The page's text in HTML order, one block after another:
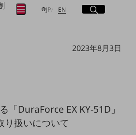
ーとして
目指します
JP日本語
EN Englishサイト内検索
開く
メニュー
開く
2023年8月3日
「DuraForce EX KY-51D」
り扱いについて